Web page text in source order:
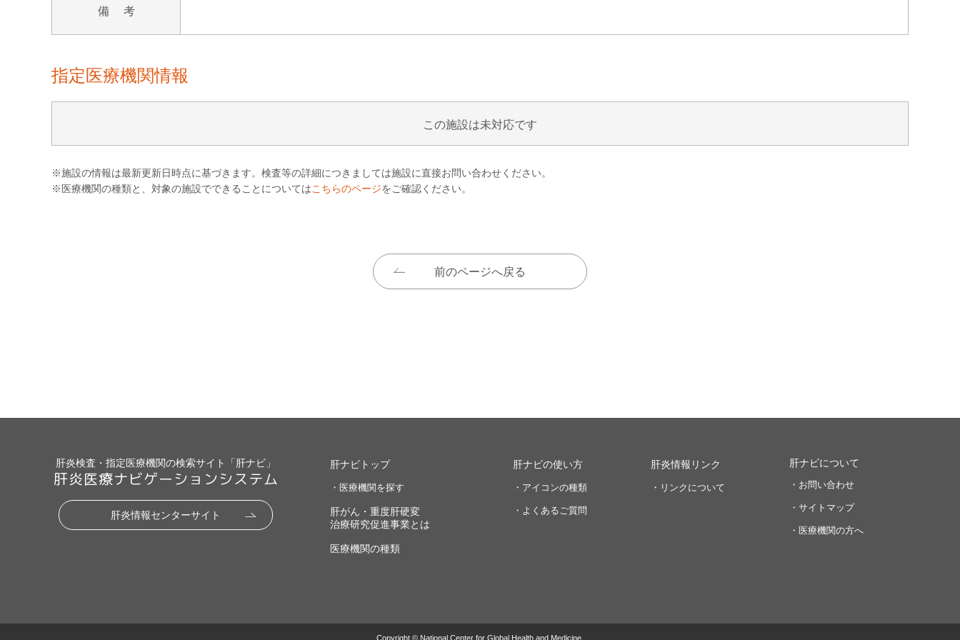
備 考
指定医療機関情報
この施設は未対応です
※施設の情報は最新更新日時点に基づきます。検査等の詳細につきましては施設に直接お問い合わせください。
※医療機関の種類と、対象の施設でできることについてはこちらのページをご確認ください。
前のページへ戻る
肝炎検査・指定医療機関の検索サイト「肝ナビ」
肝炎医療ナビゲーションシステム
肝炎情報センターサイト
肝ナビトップ
・医療機関を探す
肝がん・重度肝硬変
治療研究促進事業とは
医療機関の種類
肝ナビの使い方
・アイコンの種類
・よくあるご質問
肝炎情報リンク
・リンクについて
肝ナビについて
・お問い合わせ
・サイトマップ
・医療機関の方へ
Copyright © National Center for Global Health and Medicine.